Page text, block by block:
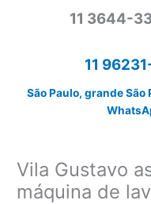
11 3644-
11
São Paulo, grande São
Vila Gustavo
máquina de